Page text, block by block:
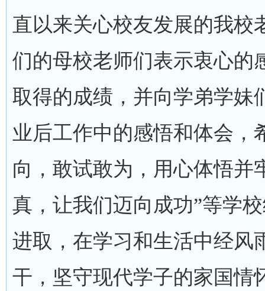
直以来关心校友发展的我校
们的母校老师们表示衷心的
取得的成绩，并向学弟学妹
业后工作中的感悟和体会，
向，敢试敢为，用心体悟并
真，让我们迈向成功”等学
进取，在学习和生活中经风
干，坚守现代学子的家国情